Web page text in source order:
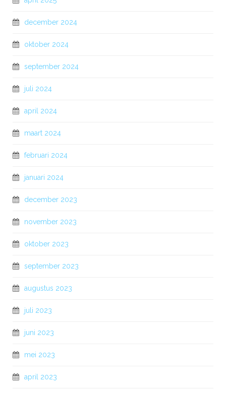
december 2024
oktober 2024
september 2024
juli 2024
april 2024
maart 2024
februari 2024
januari 2024
december 2023
november 2023
oktober 2023
september 2023
augustus 2023
juli 2023
juni 2023
mei 2023
april 2023